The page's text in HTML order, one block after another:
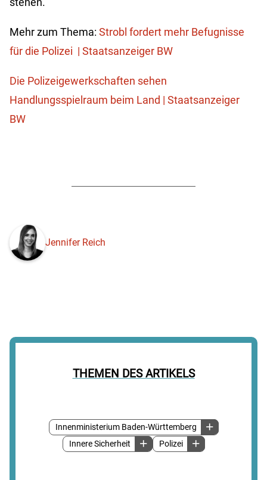
THEMEN DES ARTIKELS
Innenministerium Baden-Württemberg
Innere Sicherheit
Polizei
Mehr zum Thema: Strobl fordert mehr Befugnisse
für die Polizei | Staatsanzeiger BW
Die Polizeigewerkschaften sehen
Handlungsspielraum beim Land | Staatsanzeiger
BW
Jennifer Reich